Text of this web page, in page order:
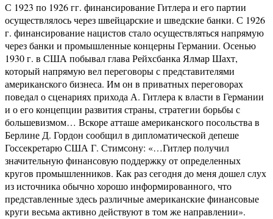
С 1923 по 1926 гг. финансирование Гитлера и его партии
осуществлялось через швейцарские и шведские банки. С 1926
г. финансирование нацистов стало осуществляться напрямую
через банки и промышленные концерны Германии. Осенью
1930 г. в США побывал глава Рейхсбанка Ялмар Шахт,
который напрямую вел переговоры с представителями
американского бизнеса. Им он в приватных переговорах
поведал о сценариях прихода А. Гитлера к власти в Германии
и о его концепции развития страны, стратегии борьбы с
большевизмом… Вскоре атташе американского посольства в
Берлине Д. Гордон сообщил в дипломатической депеше
Госсекретарю США Г. Стимсону: «…Гитлер получил
значительную финансовую поддержку от определенных
кругов промышленников. Как раз сегодня до меня дошел слух
из источника обычно хорошо информированного, что
представленные здесь различные американские финансовые
круги весьма активно действуют в том же направлении».